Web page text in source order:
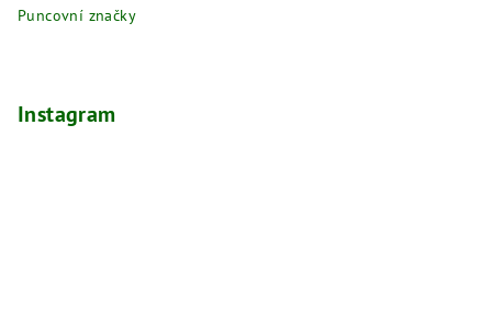
Puncovní značky
Instagram